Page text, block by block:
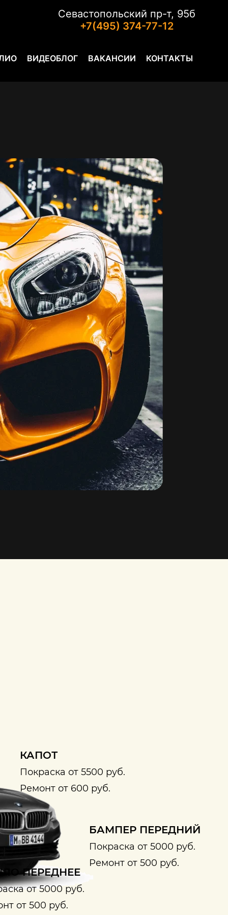
Севастопольский пр-т, 95б
+7(495) 374-77-12
ВИДЕОБЛОГ ВАКАНСИИ КОНТАКТЫ
КАПОТ
Покраска от 5500 руб.
Ремонт от 600 руб.
БАМПЕР ПЕРЕДНИЙ
Покраска от 5000 руб.
Ремонт от 500 руб.
ПЕРЕДНЕЕ
от 5000 руб.
от 500 руб.